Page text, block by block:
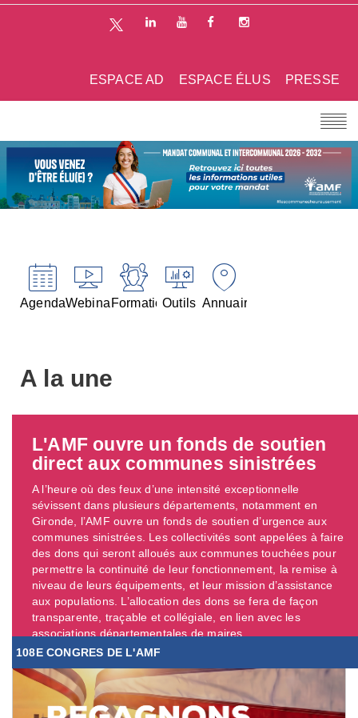
PRESSE
ESPACE ÉLUS
ESPACE AD
AgendaWebinairesFormationsOutils Annuaires
A la une
L'AMF ouvre un fonds de soutien
direct aux communes sinistrées
A l’heure où des feux d’une intensité exceptionnelle
sévissent dans plusieurs départements, notamment en
Gironde, l’AMF ouvre un fonds de soutien d’urgence aux
communes sinistrées. Les collectivités sont appelées à faire
des dons qui seront alloués aux communes touchées pour
permettre la continuité de leur fonctionnement, la remise à
niveau de leurs équipements, et leur mission d’assistance
aux populations. L’allocation des dons se fera de façon
transparente, traçable et collégiale, en lien avec les
associations départementales de maires. ...
108E CONGRES DE L'AMF